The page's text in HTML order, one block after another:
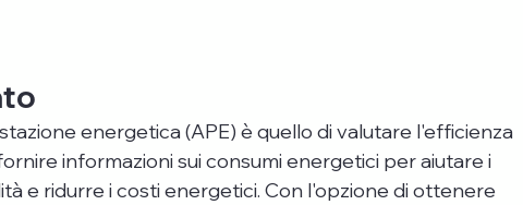
energetica (APE) è quello di valutare l'efficienza
informazioni sui consumi energetici per aiutare i
e ridurre i costi energetici. Con l'opzione di ottenere